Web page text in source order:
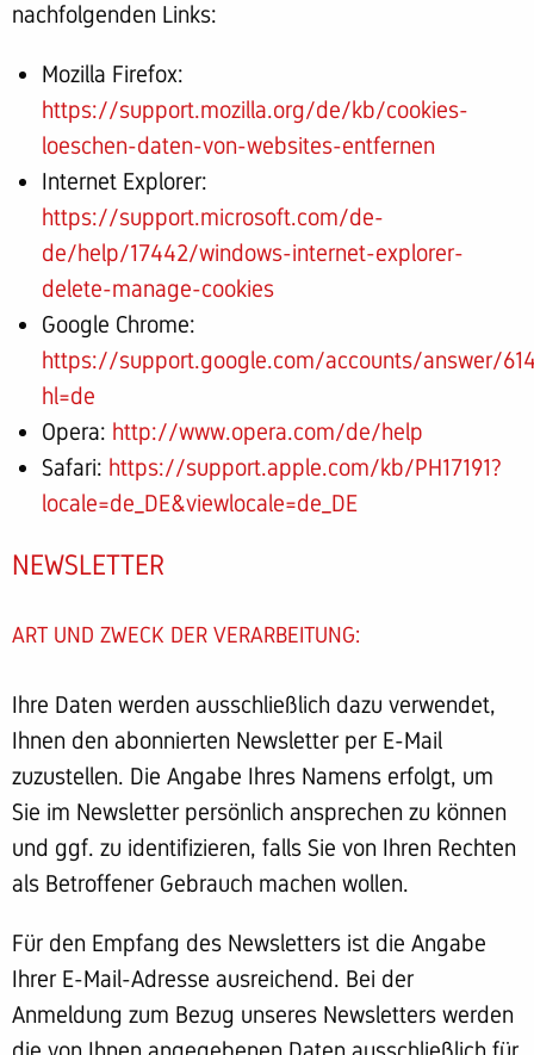
nachfolgenden Links:
Mozilla Firefox:
https://support.mozilla.org/de/kb/cookies-
loeschen-daten-von-websites-entfernen
Internet Explorer:
https://support.microsoft.com/de-
de/help/17442/windows-internet-explorer-
delete-manage-cookies
Google Chrome:
https://support.google.com/accounts/answer/
hl=de
Opera: http://www.opera.com/de/help
Safari: https://support.apple.com/kb/PH17191?
locale=de_DE&viewlocale=de_DE
NEWSLETTER
ART UND ZWECK DER VERARBEITUNG:
Ihre Daten werden ausschließlich dazu verwendet,
Ihnen den abonnierten Newsletter per E-Mail
zuzustellen. Die Angabe Ihres Namens erfolgt, um
Sie im Newsletter persönlich ansprechen zu können
und ggf. zu identifizieren, falls Sie von Ihren Rechten
als Betroffener Gebrauch machen wollen.
Für den Empfang des Newsletters ist die Angabe
Ihrer E-Mail-Adresse ausreichend. Bei der
Anmeldung zum Bezug unseres Newsletters werden